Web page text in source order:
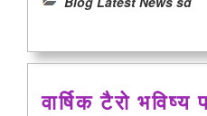
वार्षिक टैरो